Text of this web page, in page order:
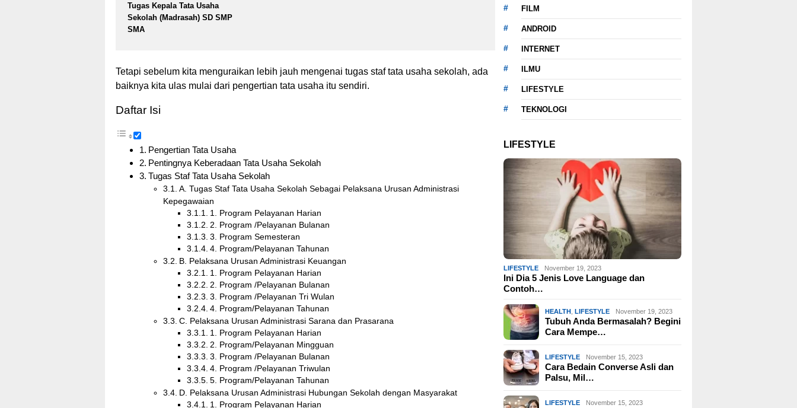
Tugas Kepala Tata Usaha
Sekolah (Madrasah) SD SMP
SMA
Tetapi sebelum kita menguraikan lebih jauh mengenai tugas staf tata usaha sekolah, ada
baiknya kita ulas mulai dari pengertian tata usaha itu sendiri.
Daftar Isi
Pengertian Tata Usaha
Pentingnya Keberadaan Tata Usaha Sekolah
Tugas Staf Tata Usaha Sekolah
A. Tugas Staf Tata Usaha Sekolah Sebagai Pelaksana Urusan Administrasi
Kepegawaian
1. Program Pelayanan Harian
2. Program /Pelayanan Bulanan
3. Program Semesteran
4. Program/Pelayanan Tahunan
B. Pelaksana Urusan Administrasi Keuangan
1. Program Pelayanan Harian
2. Program /Pelayanan Bulanan
3. Program /Pelayanan Tri Wulan
4. Program/Pelayanan Tahunan
C. Pelaksana Urusan Administrasi Sarana dan Prasarana
1. Program Pelayanan Harian
2. Program/Pelayanan Mingguan
3. Program /Pelayanan Bulanan
4. Program /Pelayanan Triwulan
5. Program/Pelayanan Tahunan
D. Pelaksana Urusan Administrasi Hubungan Sekolah dengan Masyarakat
1. Program Pelayanan Harian
FILM
ANDROID
INTERNET
ILMU
LIFESTYLE
TEKNOLOGI
LIFESTYLE
LIFESTYLE November 19, 2023
Ini Dia 5 Jenis Love Language dan
Contoh…
HEALTH ,LIFESTYLE November 19, 2023
Tubuh Anda Bermasalah? Begini
Cara Mempe…
LIFESTYLE November 15, 2023
Cara Bedain Converse Asli dan
Palsu, Mil…
LIFESTYLE November 15, 2023